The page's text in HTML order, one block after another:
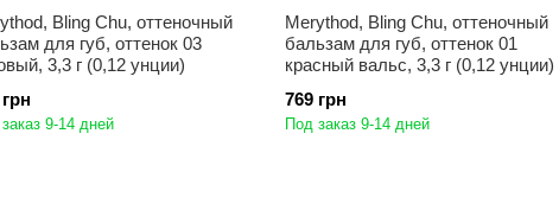
Bling Chu, оттеночный
для губ, оттенок 03
3,3 г (0,12 унции)
9-14 дней
Merythod, Bling Chu, оттеночный
бальзам для губ, оттенок 01
красный вальс, 3,3 г (0,12 унции)
769 грн
Под заказ 9-14 дней